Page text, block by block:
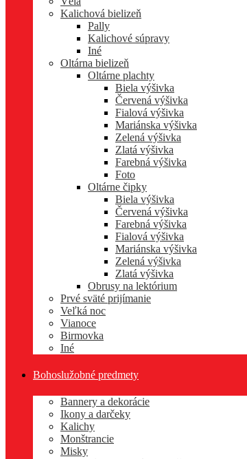
Kalichová bielizeň
Pally
Kalichové súpravy
Iné
Oltárna bielizeň
Oltárne plachty
Biela výšivka
Červená výšivka
Fialová výšivka
Mariánska výšivka
Zelená výšivka
Zlatá výšivka
Farebná výšivka
Foto
Oltárne čipky
Biela výšivka
Červená výšivka
Farebná výšivka
Fialová výšivka
Mariánska výšivka
Zelená výšivka
Zlatá výšivka
Obrusy na lektórium
Prvé sväté prijímanie
Veľká noc
Vianoce
Birmovka
Iné
Bohoslužobné predmety
Bannery a dekorácie
Ikony a darčeky
Kalichy
Monštrancie
Misky